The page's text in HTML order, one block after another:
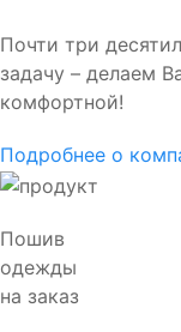
Почти три
задачу – делаем
комфортной!
Подробнее о
Пошив
одежды
на заказ